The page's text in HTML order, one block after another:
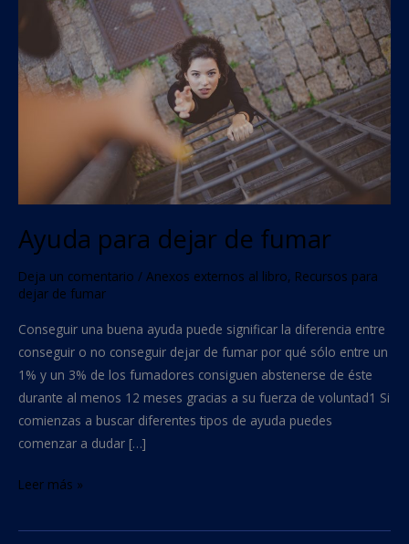
Ayuda para dejar de fumar
Deja un comentario / Anexos externos al libro, Recursos para
dejar de fumar
Conseguir una buena ayuda puede significar la diferencia entre
conseguir o no conseguir dejar de fumar por qué sólo entre un
1% y un 3% de los fumadores consiguen abstenerse de éste
durante al menos 12 meses gracias a su fuerza de voluntad1 Si
comienzas a buscar diferentes tipos de ayuda puedes
comenzar a dudar […]
fumar
Leer más »